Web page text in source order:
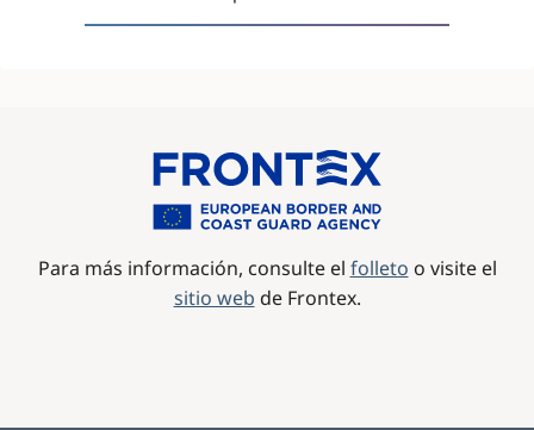
Para más información, consulte el folleto o visite el
sitio web de Frontex.